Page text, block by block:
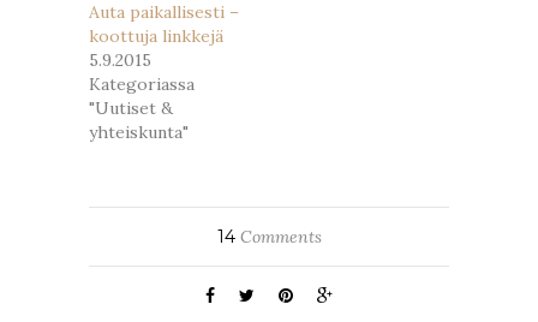
Auta paikallisesti –
koottuja linkkejä
5.9.2015
Kategoriassa
"Uutiset &
yhteiskunta"
14Comments